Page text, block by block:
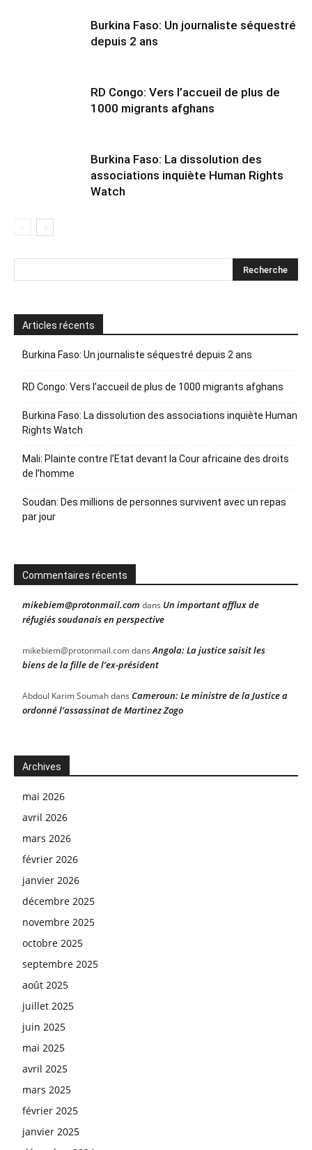
Burkina Faso: Un journaliste séquestré
depuis 2 ans
RD Congo: Vers l’accueil de plus de
1000 migrants afghans
Burkina Faso: La dissolution des
associations inquiète Human Rights
Watch
Articles récents
Burkina Faso: Un journaliste séquestré depuis 2 ans
RD Congo: Vers l’accueil de plus de 1000 migrants afghans
Burkina Faso: La dissolution des associations inquiète Human
Rights Watch
Mali: Plainte contre l’Etat devant la Cour africaine des droits
de l’homme
Soudan: Des millions de personnes survivent avec un repas
par jour
Commentaires récents
mikebiem@protonmail.com dans Un important afflux de
réfugiés soudanais en perspective
mikebiem@protonmail.comdansAngola: La justice saisit les
biens de la fille de l’ex-président
Abdoul Karim Soumahdans Cameroun: Le ministre de la Justice a
ordonné l’assassinat de Martinez Zogo
Archives
mai 2026
avril 2026
mars 2026
février 2026
janvier 2026
décembre 2025
novembre 2025
octobre 2025
septembre 2025
août 2025
juillet 2025
juin 2025
mai 2025
avril 2025
mars 2025
février 2025
janvier 2025